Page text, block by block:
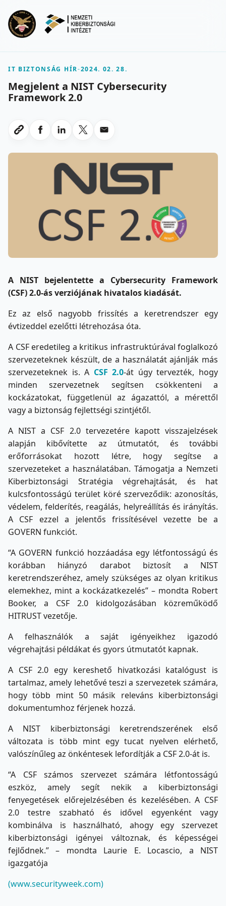
IT BIZTONSÁG HÍR-2024. 02. 28.
Megjelent a NIST Cybersecurity
Framework 2.0
Link masolasa
Megosztas Facebookon
Megosztas LinkedInen
Megosztas X-en
Megosztas emailben
A NIST bejelentette a Cybersecurity Framework
(CSF) 2.0-ás verziójának hivatalos kiadását.
Ez az első nagyobb frissítés a keretrendszer egy
évtizeddel ezelőtti létrehozása óta.
A CSF eredetileg a kritikus infrastruktúrával foglalkozó
szervezeteknek készült, de a használatát ajánlják más
szervezeteknek is. A CSF 2.0-át úgy tervezték, hogy
minden szervezetnek segítsen csökkenteni a
kockázatokat, függetlenül az ágazattól, a mérettől
vagy a biztonság fejlettségi szintjétől.
A NIST a CSF 2.0 tervezetére kapott visszajelzések
alapján kibővítette az útmutatót, és további
erőforrásokat hozott létre, hogy segítse a
szervezeteket a használatában. Támogatja a Nemzeti
Kiberbiztonsági Stratégia végrehajtását, és hat
kulcsfontosságú terület köré szerveződik: azonosítás,
védelem, felderítés, reagálás, helyreállítás és irányítás.
A CSF ezzel a jelentős frissítésével vezette be a
GOVERN funkciót.
“A GOVERN funkció hozzáadása egy létfontosságú és
korábban hiányzó darabot biztosít a NIST
keretrendszeréhez, amely szükséges az olyan kritikus
elemekhez, mint a kockázatkezelés” – mondta Robert
Booker, a CSF 2.0 kidolgozásában közreműködő
HITRUST vezetője.
A felhasználók a saját igényeikhez igazodó
végrehajtási példákat és gyors útmutatót kapnak.
A CSF 2.0 egy kereshető hivatkozási katalógust is
tartalmaz, amely lehetővé teszi a szervezetek számára,
hogy több mint 50 másik releváns kiberbiztonsági
dokumentumhoz férjenek hozzá.
A NIST kiberbiztonsági keretrendszerének első
változata is több mint egy tucat nyelven elérhető,
valószínűleg az önkéntesek lefordítják a CSF 2.0-át is.
“A CSF számos szervezet számára létfontosságú
eszköz, amely segít nekik a kiberbiztonsági
fenyegetések előrejelzésében és kezelésében. A CSF
2.0 testre szabható és idővel egyenként vagy
kombinálva is használható, ahogy egy szervezet
kiberbiztonsági igényei változnak, és képességei
fejlődnek.” – mondta Laurie E. Locascio, a NIST
igazgatója
(www.securityweek.com)